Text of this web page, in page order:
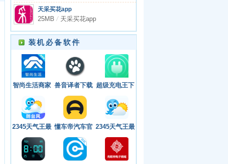
卓最新
天采买花app
25MB /天采买花app
装机必备软件
智尚生活商家 兽音译者下载
app
超级充电王下
2345天气王最
新版无广告
懂车帝汽车官
网下载
2345天气王最
新版无广告下
载